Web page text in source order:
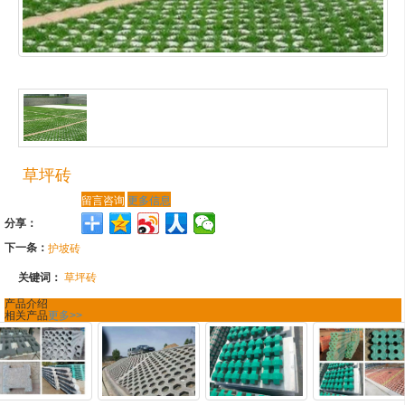
草坪砖
留言咨询 更多信息
分享：
下一条： 护坡砖
关键词： 草坪砖
产品介绍
相关产品更多>>